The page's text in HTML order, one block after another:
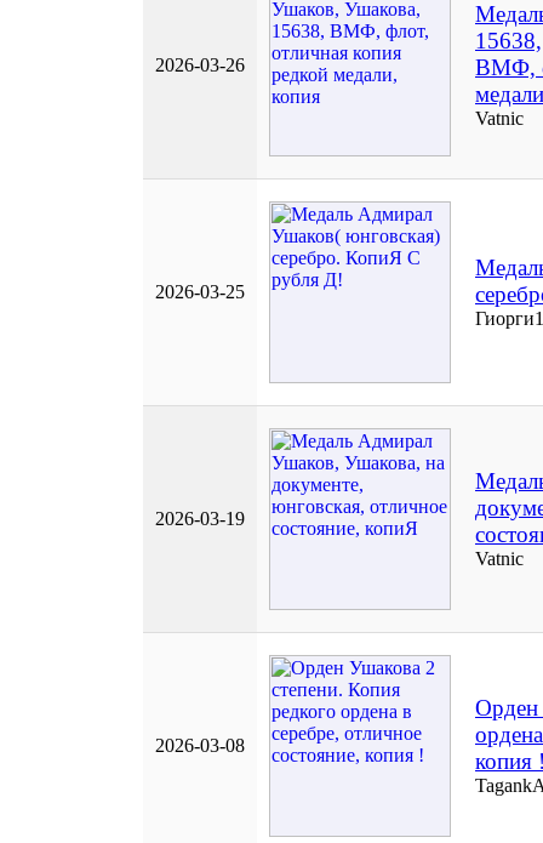
2026-03-26
15638,
ВМФ,
Vatnic
2026-03-25
Гиорги1
2026-03-19
Vatnic
2026-03-08
Орден
копия